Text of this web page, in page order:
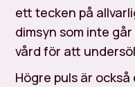
ett tecken på
dimsyn som inte
vård för att
Högre puls är